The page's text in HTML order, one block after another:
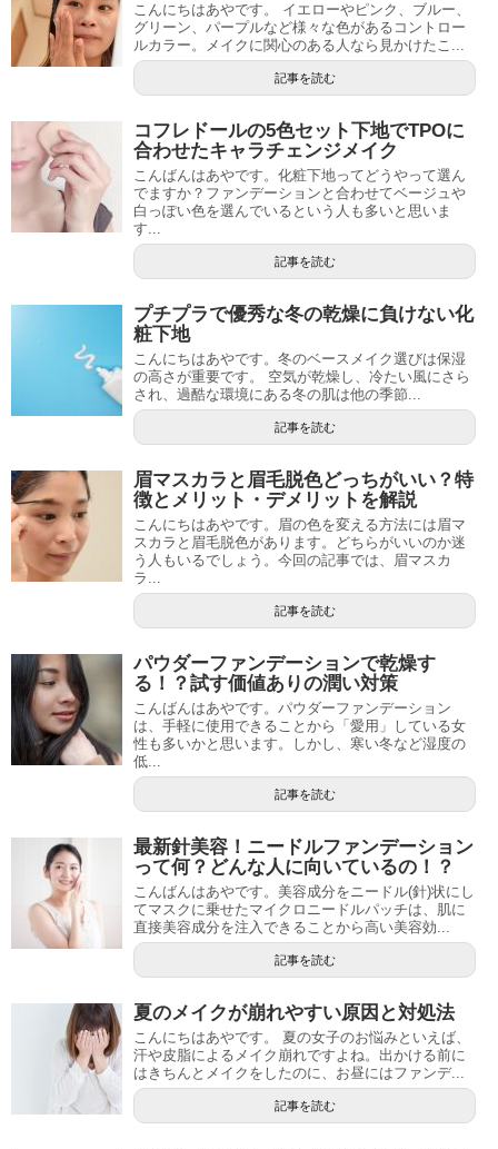
こんにちはあやです。 イエローやピンク、ブルー、
グリーン、パープルなど様々な色があるコントロー
ルカラー。メイクに関心のある人なら見かけたこ...
記事を読む
コフレドールの5色セット下地でTPOに
合わせたキャラチェンジメイク
こんばんはあやです。化粧下地ってどうやって選ん
でますか？ファンデーションと合わせてベージュや
白っぽい色を選んでいるという人も多いと思いま
す...
記事を読む
プチプラで優秀な冬の乾燥に負けない化
粧下地
こんにちはあやです。冬のベースメイク選びは保湿
の高さが重要です。 空気が乾燥し、冷たい風にさら
され、過酷な環境にある冬の肌は他の季節...
記事を読む
眉マスカラと眉毛脱色どっちがいい？特
徴とメリット・デメリットを解説
こんにちはあやです。眉の色を変える方法には眉マ
スカラと眉毛脱色があります。どちらがいいのか迷
う人もいるでしょう。今回の記事では、眉マスカ
ラ...
記事を読む
パウダーファンデーションで乾燥す
る！？試す価値ありの潤い対策
こんばんはあやです。パウダーファンデーション
は、手軽に使用できることから「愛用」している女
性も多いかと思います。しかし、寒い冬など湿度の
低...
記事を読む
最新針美容！ニードルファンデーション
って何？どんな人に向いているの！？
こんばんはあやです。美容成分をニードル(針)状にし
てマスクに乗せたマイクロニードルパッチは、肌に
直接美容成分を注入できることから高い美容効...
記事を読む
夏のメイクが崩れやすい原因と対処法
こんにちはあやです。 夏の女子のお悩みといえば、
汗や皮脂によるメイク崩れですよね。出かける前に
はきちんとメイクをしたのに、お昼にはファンデ...
記事を読む